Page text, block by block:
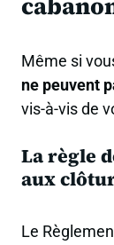
Même si
ne peuvent
vis-à-vis de
La règle
aux
Le